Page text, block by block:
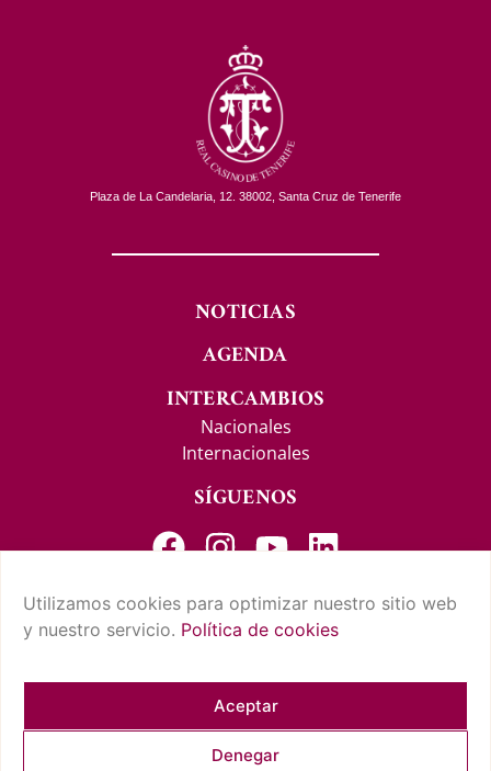
Utilizamos cookies para optimizar nuestro sitio web
y nuestro servicio. Política de cookies
Aceptar
Denegar
Plaza de La Candelaria, 12. 38002, Santa Cruz de Tenerife
NOTICIAS
AGENDA
INTERCAMBIOS
Nacionales
Internacionales
SÍGUENOS
CONTACTO Y SUGERENCIAS
AVISO LEGAL
CUMPLIMIENTO NORMATIVO